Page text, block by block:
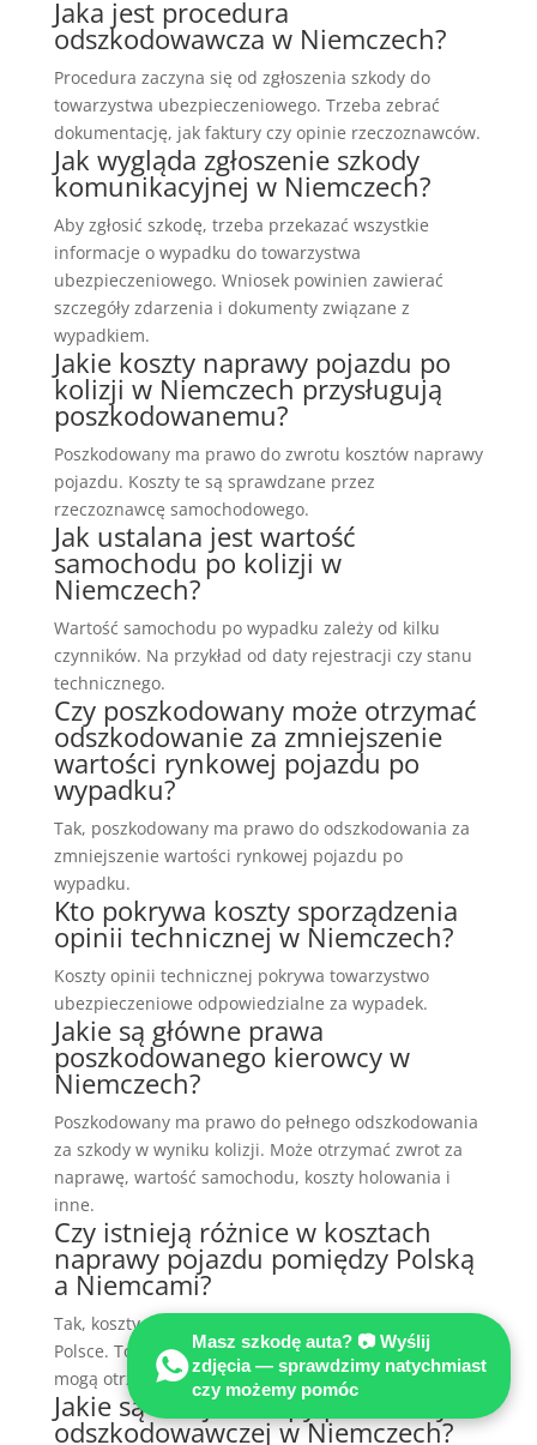
Jaka jest procedura
odszkodowawcza w Niemczech?
Procedura zaczyna się od zgłoszenia szkody do
towarzystwa ubezpieczeniowego. Trzeba zebrać
dokumentację, jak faktury czy opinie rzeczoznawców.
Jak wygląda zgłoszenie szkody
komunikacyjnej w Niemczech?
Aby zgłosić szkodę, trzeba przekazać wszystkie
informacje o wypadku do towarzystwa
ubezpieczeniowego. Wniosek powinien zawierać
szczegóły zdarzenia i dokumenty związane z
wypadkiem.
Jakie koszty naprawy pojazdu po
kolizji w Niemczech przysługują
poszkodowanemu?
Poszkodowany ma prawo do zwrotu kosztów naprawy
pojazdu. Koszty te są sprawdzane przez
rzeczoznawcę samochodowego.
Jak ustalana jest wartość
samochodu po kolizji w
Niemczech?
Wartość samochodu po wypadku zależy od kilku
czynników. Na przykład od daty rejestracji czy stanu
technicznego.
Czy poszkodowany może otrzymać
odszkodowanie za zmniejszenie
wartości rynkowej pojazdu po
wypadku?
Tak, poszkodowany ma prawo do odszkodowania za
zmniejszenie wartości rynkowej pojazdu po
wypadku.
Kto pokrywa koszty sporządzenia
opinii technicznej w Niemczech?
Koszty opinii technicznej pokrywa towarzystwo
ubezpieczeniowe odpowiedzialne za wypadek.
Jakie są główne prawa
poszkodowanego kierowcy w
Niemczech?
Poszkodowany ma prawo do pełnego odszkodowania
za szkody w wyniku kolizji. Może otrzymać zwrot za
naprawę, wartość samochodu, koszty holowania i
inne.
Czy istnieją różnice w kosztach
naprawy pojazdu pomiędzy Polską
a Niemcami?
Tak, koszty naprawy są wyższe w Niemczech niż w
Polsce. To oznacza, że poszkodowani w Niemczech
mogą otrzymać wyższe odszkodowania.
Jakie są kolejne etapy procedury
odszkodowawczej w Niemczech?
Masz szkodę auta? 📷 Wyślij
zdjęcia — sprawdzimy natychmiast
czy możemy pomóc